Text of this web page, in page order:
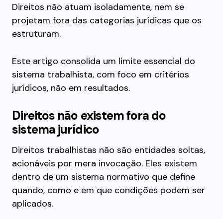
Direitos não atuam isoladamente, nem se
projetam fora das categorias jurídicas que os
estruturam.
Este artigo consolida um limite essencial do
sistema trabalhista, com foco em critérios
jurídicos, não em resultados.
Direitos não existem fora do
sistema jurídico
Direitos trabalhistas não são entidades soltas,
acionáveis por mera invocação. Eles existem
dentro de um sistema normativo que define
quando, como e em que condições podem ser
aplicados.